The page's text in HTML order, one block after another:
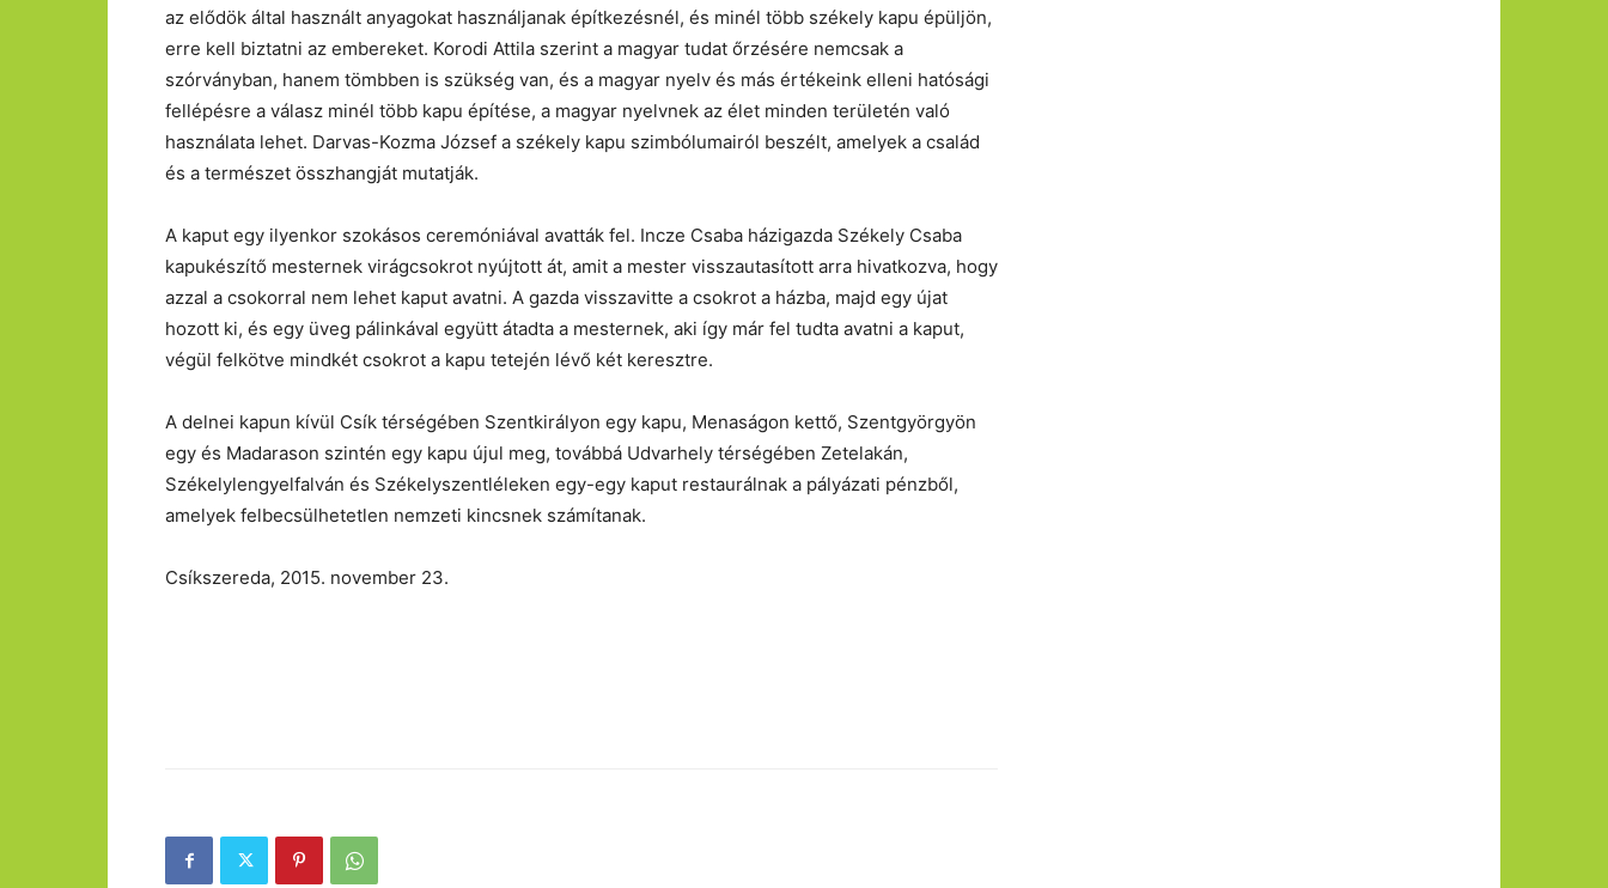
az elődök által használt anyagokat használjanak építkezésnél, és minél több székely kapu épüljön,
erre kell biztatni az embereket. Korodi Attila szerint a magyar tudat őrzésére nemcsak a
szórványban, hanem tömbben is szükség van, és a magyar nyelv és más értékeink elleni hatósági
fellépésre a válasz minél több kapu építése, a magyar nyelvnek az élet minden területén való
használata lehet. Darvas-Kozma József a székely kapu szimbólumairól beszélt, amelyek a család
és a természet összhangját mutatják.
A kaput egy ilyenkor szokásos ceremóniával avatták fel. Incze Csaba házigazda Székely Csaba
kapukészítő mesternek virágcsokrot nyújtott át, amit a mester visszautasított arra hivatkozva, hogy
azzal a csokorral nem lehet kaput avatni. A gazda visszavitte a csokrot a házba, majd egy újat
hozott ki, és egy üveg pálinkával együtt átadta a mesternek, aki így már fel tudta avatni a kaput,
végül felkötve mindkét csokrot a kapu tetején lévő két keresztre.
A delnei kapun kívül Csík térségében Szentkirályon egy kapu, Menaságon kettő, Szentgyörgyön
egy és Madarason szintén egy kapu újul meg, továbbá Udvarhely térségében Zetelakán,
Székelylengyelfalván és Székelyszentléleken egy-egy kaput restaurálnak a pályázati pénzből,
amelyek felbecsülhetetlen nemzeti kincsnek számítanak.
Csíkszereda, 2015. november 23.